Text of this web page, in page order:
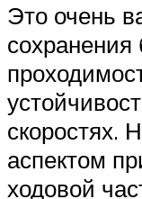
Это очень
скоростях.
аспектом
ходовой